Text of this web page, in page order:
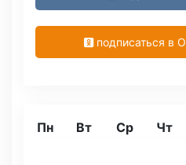
подписаться в
Пн Вт Ср Чт